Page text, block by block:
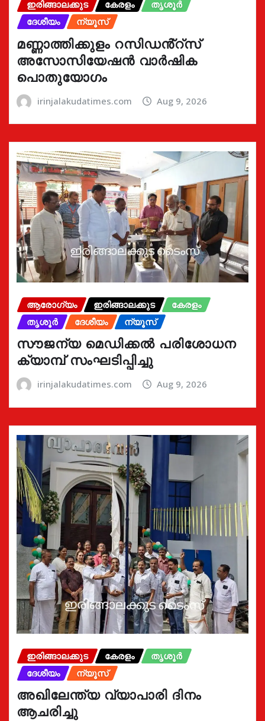
ഇരിങ്ങാലക്കുട കേരളം
തൃശൂർ
ദേശീയം
ന്യൂസ്
മണ്ണാത്തിക്കുളം റസിഡൻ്റ്സ്
അസോസിയേഷൻ വാർഷിക
പൊതുയോഗം
irinjalakudatimes.com Aug 9, 2026
ആരോഗ്യം ഇരിങ്ങാലക്കുട
കേരളം
തൃശൂർ
ദേശീയം ന്യൂസ്
സൗജന്യ മെഡിക്കൽ പരിശോധന
ക്യാമ്പ് സംഘടിപ്പിച്ചു
irinjalakudatimes.com Aug 9, 2026
ഇരിങ്ങാലക്കുട കേരളം
തൃശൂർ
ദേശീയം
ന്യൂസ്
അഖിലേന്ത്യ വ്യാപാരി ദിനം
ആചരിച്ചു